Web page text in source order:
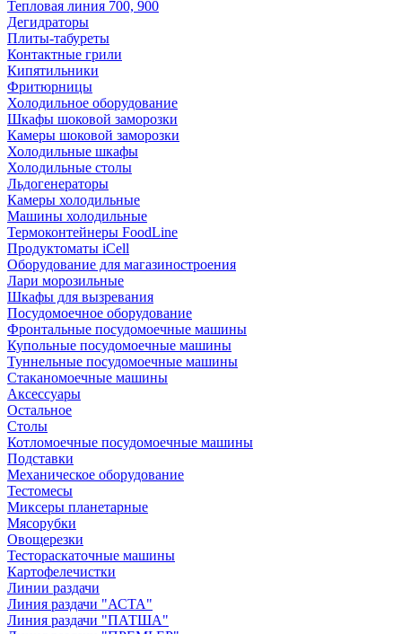
Тепловая линия 700, 900
Дегидраторы
Плиты-табуреты
Контактные грили
Кипятильники
Фритюрницы
Холодильное оборудование
Шкафы шоковой заморозки
Камеры шоковой заморозки
Холодильные шкафы
Холодильные столы
Льдогенераторы
Камеры холодильные
Машины холодильные
Термоконтейнеры FoodLine
Продуктоматы iCell
Оборудование для магазиностроения
Лари морозильные
Шкафы для вызревания
Посудомоечное оборудование
Фронтальные посудомоечные машины
Купольные посудомоечные машины
Туннельные посудомоечные машины
Стаканомоечные машины
Аксессуары
Остальное
Столы
Котломоечные посудомоечные машины
Подставки
Механическое оборудование
Тестомесы
Миксеры планетарные
Мясорубки
Овощерезки
Тестораскаточные машины
Картофелечистки
Линии раздачи
Линия раздачи "АСТА"
Линия раздачи "ПАТША"